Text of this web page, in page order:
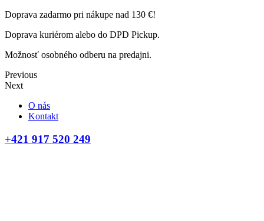
Doprava zadarmo pri nákupe nad 130 €!
Doprava kuriérom alebo do DPD Pickup.
Možnosť osobného odberu na predajni.
Previous
Next
O nás
Kontakt
+421 917 520 249